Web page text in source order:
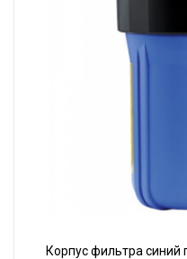
Корпус фильтра синий